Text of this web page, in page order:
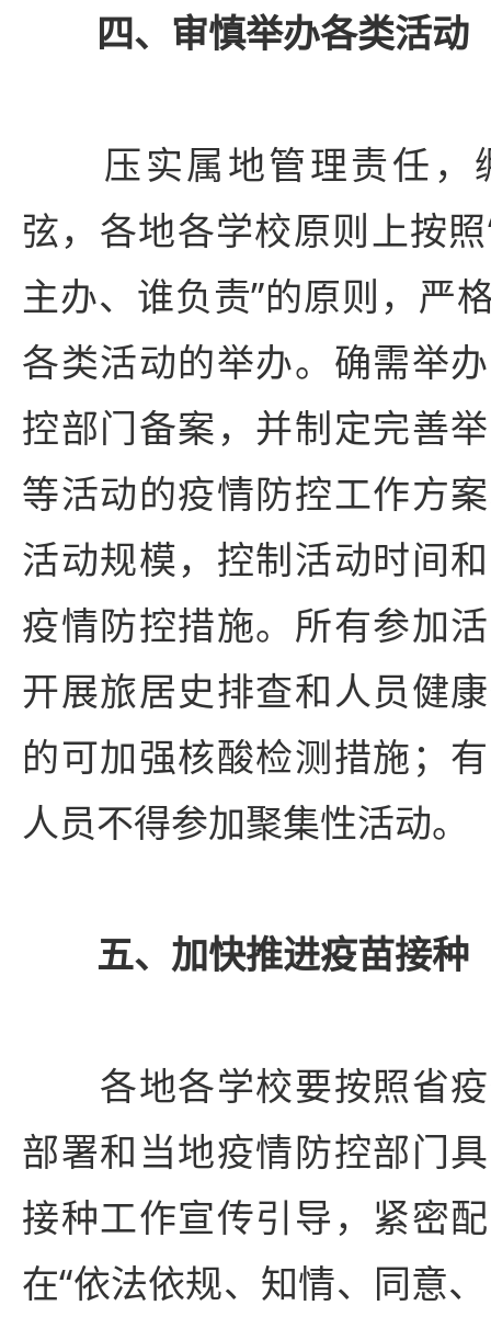
四、审慎举办各类活动
压实属地管理责任，
弦，各地各学校原则上按
主办、谁负责”的原则，严
各类活动的举办。确需举
控部门备案，并制定完善
等活动的疫情防控工作方
活动规模，控制活动时间
疫情防控措施。所有参加
开展旅居史排查和人员健
的可加强核酸检测措施；
人员不得参加聚集性活动。
五、加快推进疫苗接种
各地各学校要按照省疫
部署和当地疫情防控部门
接种工作宣传引导，紧密
在“依法依规、知情、同意